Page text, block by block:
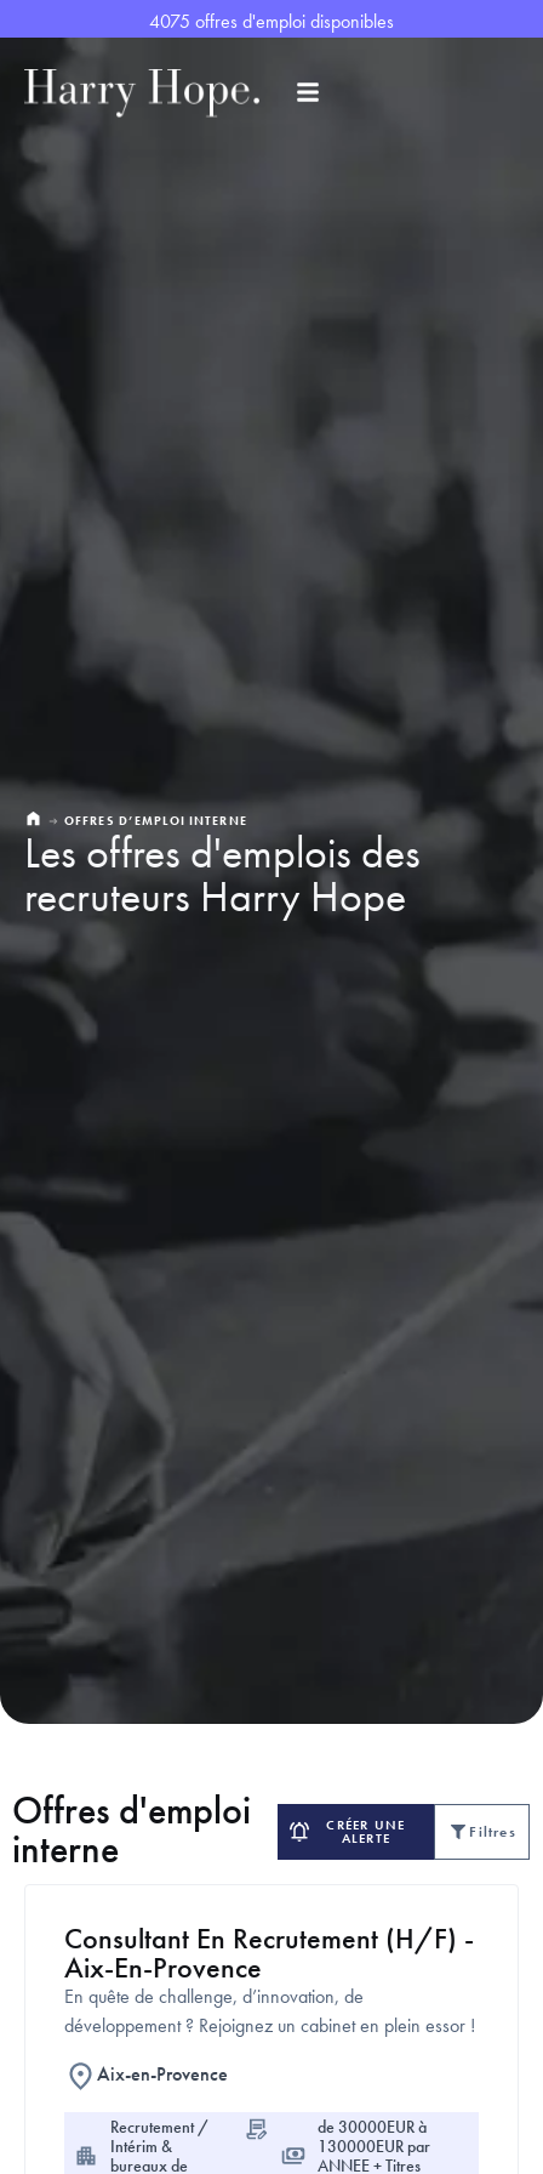
4075 offres d'emploi disponibles
OFFRES D’EMPLOI INTERNE
Les offres d'emplois des
recruteurs Harry Hope
Offres d'emploi
interne CRÉER UNE
ALERTE Filtres
Consultant En Recrutement (H/F) -
Aix-En-Provence
En quête de challenge, d’innovation, de
développement ? Rejoignez un cabinet en plein essor !
Aix-en-Provence
Recrutement /
Intérim &
bureaux de
de 30000EUR à
130000EUR par
ANNEE + Titres